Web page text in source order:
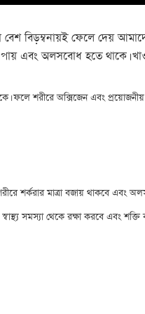
বিড়ম্বনায়ই ফেলে দেয়
পায় এবং অলসবোধ হতে
শরীরে অক্সিজেন এবং প্রয়োজনীয়
শর্করার মাত্রা বজায় থাকবে এবং
সমস্যা থেকে রক্ষা করবে এবং শক্তি